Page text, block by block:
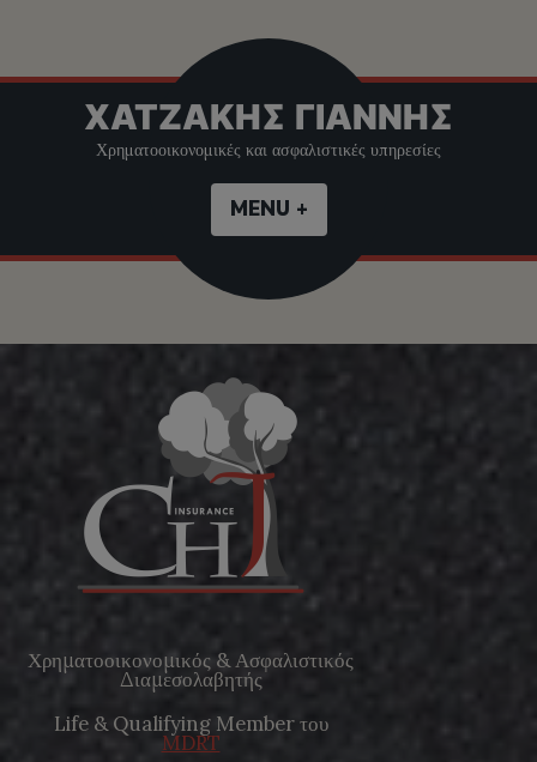
ΧΑΤΖΑΚΗΣ ΓΙΑΝΝΗΣ
Χρηματοοικονομικές και ασφαλιστικές υπηρεσίες
MENU +
Χρηματοοικονομικός & Ασφαλιστικός
Διαμεσολαβητής
Life & Qualifying Member του
MDRT